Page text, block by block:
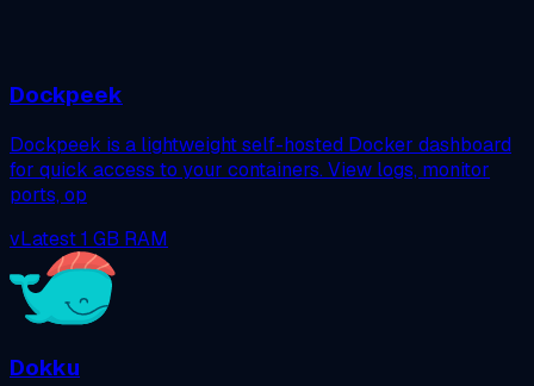
Dockpeek
Dockpeek is a lightweight self-hosted Docker dashboard
for quick access to your containers. View logs, monitor
ports, op
vLatest1 GB RAM
Dokku